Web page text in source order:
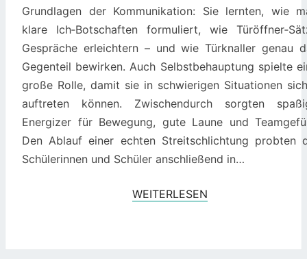
Grundlagen der Kommunikation: Sie lernten, wie
klare Ich‑Botschaften formuliert, wie
Gespräche erleichtern – und wie Türknaller genau
Gegenteil bewirken. Auch Selbstbehauptung spielte
große Rolle, damit sie in schwierigen Situationen
auftreten können. Zwischendurch sorgten
Energizer für Bewegung, gute Laune und
Den Ablauf einer echten Streitschlichtung probten
Schülerinnen und Schüler anschließend in…
WEITERLESEN